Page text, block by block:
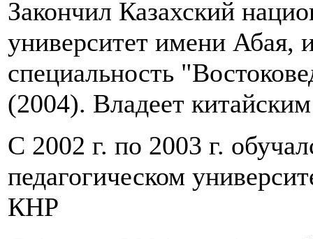
Закончил Казахский
университет имени Абая,
специальность
(2004). Владеет
С 2002 г. по 2003 г.
педагогическом
КНР